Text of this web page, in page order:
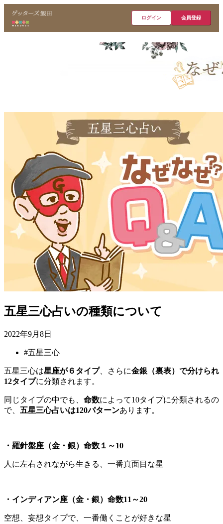
ログイン 会員登録
五星三心占いの種類について
2022年9月8日
#五星三心
五星三心は星座が６タイプ、さらに金銀（裏表）で分けられ
12タイプに分類されます。
同じタイプの中でも、 命数によって10タイプに分類されるの
で、 五星三心占いは120パターンあります。
・羅針盤座（金・銀）命数１～10
人に左右されながら生きる、一番真面目な星
・インディアン座（金・銀）命数11～20
空想、妄想タイプで、一番働くことが好きな星